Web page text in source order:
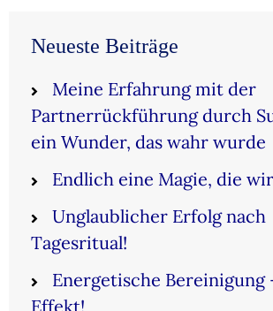
Neueste Beiträge
Meine Erfahrung mit der
Partnerrückführung durch
ein Wunder, das wahr wurde
Endlich eine Magie, die
Unglaublicher Erfolg nach
Tagesritual!
Energetische Bereinigung
Effekt!